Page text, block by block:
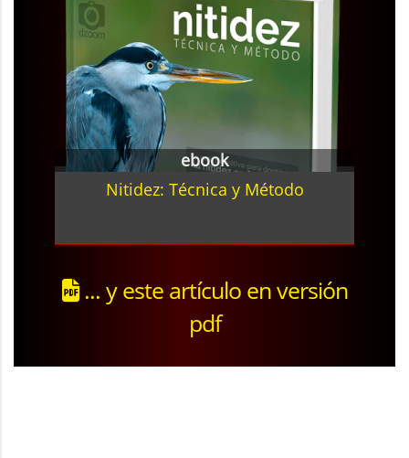
ebook
Nitidez: Técnica y Método
... y este artículo en versión
pdf